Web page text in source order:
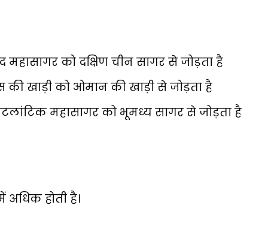
महासागर को दक्षिण चीन सागर से जोड़ता है
की खाड़ी को ओमान की खाड़ी से जोड़ता है
महासागर को भूमध्य सागर से जोड़ता है
होती है।